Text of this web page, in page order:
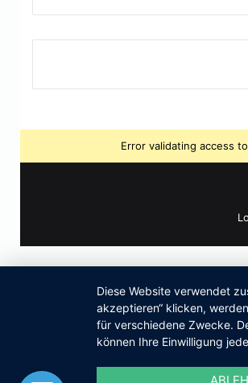
Error validating access
Diese Website verwendet
akzeptieren“ klicken,
für verschiedene Zwecke.
können Ihre Einwilligung